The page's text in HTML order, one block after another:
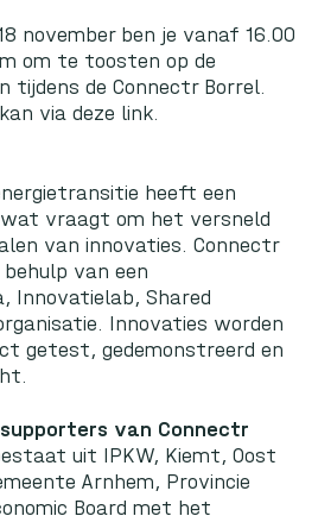
november ben je vanaf 16.00
om te toosten op de
tijdens de Connectr Borrel.
via deze link.
heeft een
vraagt om het versneld
van innovaties. Connectr
van een
Innovatielab, Shared
Innovaties worden
getest, gedemonstreerd en
van Connectr
uit IPKW, Kiemt, Oost
Arnhem, Provincie
Board met het